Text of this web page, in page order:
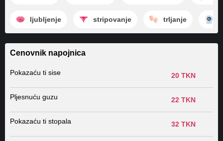
ljubljenje stripovanje trljanje
Cenovnik napojnica
Pokazaću ti sise 20 TKN
Pljesnuću guzu 22 TKN
Pokazaću ti stopala 32 TKN